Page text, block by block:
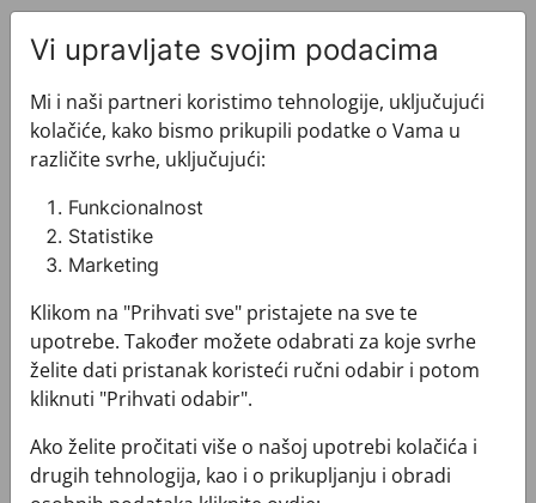
Pogledajte i ovo
Vi upravljate svojim podacima
Mi i naši partneri koristimo tehnologije, uključujući
kolačiće, kako bismo prikupili podatke o Vama u
različite svrhe, uključujući:
Funkcionalnost
Statistike
Marketing
Klikom na "Prihvati sve" pristajete na sve te
upotrebe. Također možete odabrati za koje svrhe
želite dati pristanak koristeći ručni odabir i potom
kliknuti "Prihvati odabir".
Ako želite pročitati više o našoj upotrebi kolačića i
drugih tehnologija, kao i o prikupljanju i obradi